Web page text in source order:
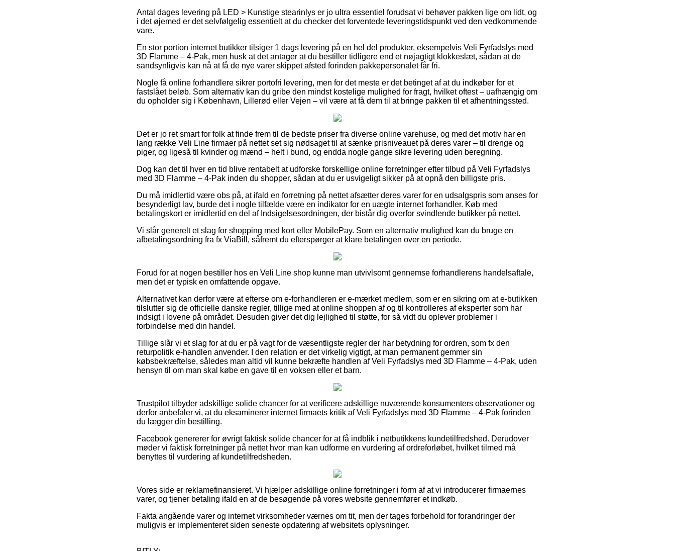
Antal dages levering på LED > Kunstige stearinlys er jo ultra essentiel forudsat vi behøver pakken lige om lidt, og
i det øjemed er det selvfølgelig essentielt at du checker det forventede leveringstidspunkt ved den vedkommende
vare.
En stor portion internet butikker tilsiger 1 dags levering på en hel del produkter, eksempelvis Veli Fyrfadslys med
3D Flamme – 4-Pak, men husk at det antager at du bestiller tidligere end et nøjagtigt klokkeslæt, sådan at de
sandsynligvis kan nå at få de nye varer skippet afsted forinden pakkepersonalet får fri.
Nogle få online forhandlere sikrer portofri levering, men for det meste er det betinget af at du indkøber for et
fastslået beløb. Som alternativ kan du gribe den mindst kostelige mulighed for fragt, hvilket oftest – uafhængig om
du opholder sig i København, Lillerød eller Vejen – vil være at få dem til at bringe pakken til et afhentningssted.
Det er jo ret smart for folk at finde frem til de bedste priser fra diverse online varehuse, og med det motiv har en
lang række Veli Line firmaer på nettet set sig nødsaget til at sænke prisniveauet på deres varer – til drenge og
piger, og ligeså til kvinder og mænd – helt i bund, og endda nogle gange sikre levering uden beregning.
Dog kan det til hver en tid blive rentabelt at udforske forskellige online forretninger efter tilbud på Veli Fyrfadslys
med 3D Flamme – 4-Pak inden du shopper, sådan at du er usvigeligt sikker på at opnå den billigste pris.
Du må imidlertid være obs på, at ifald en forretning på nettet afsætter deres varer for en udsalgspris som anses for
besynderligt lav, burde det i nogle tilfælde være en indikator for en uægte internet forhandler. Køb med
betalingskort er imidlertid en del af Indsigelsesordningen, der bistår dig overfor svindlende butikker på nettet.
Vi slår generelt et slag for shopping med kort eller MobilePay. Som en alternativ mulighed kan du bruge en
afbetalingsordning fra fx ViaBill, såfremt du efterspørger at klare betalingen over en periode.
Forud for at nogen bestiller hos en Veli Line shop kunne man utvivlsomt gennemse forhandlerens handelsaftale,
men det er typisk en omfattende opgave.
Alternativet kan derfor være at efterse om e-forhandleren er e-mærket medlem, som er en sikring om at e-butikken
tilslutter sig de officielle danske regler, tillige med at online shoppen af og til kontrolleres af eksperter som har
indsigt i lovene på området. Desuden giver det dig lejlighed til støtte, for så vidt du oplever problemer i
forbindelse med din handel.
Tillige slår vi et slag for at du er på vagt for de væsentligste regler der har betydning for ordren, som fx den
returpolitik e-handlen anvender. I den relation er det virkelig vigtigt, at man permanent gemmer sin
købsbekræftelse, således man altid vil kunne bekræfte handlen af Veli Fyrfadslys med 3D Flamme – 4-Pak, uden
hensyn til om man skal købe en gave til en voksen eller et barn.
Trustpilot tilbyder adskillige solide chancer for at verificere adskillige nuværende konsumenters observationer og
derfor anbefaler vi, at du eksaminerer internet firmaets kritik af Veli Fyrfadslys med 3D Flamme – 4-Pak forinden
du lægger din bestilling.
Facebook genererer for øvrigt faktisk solide chancer for at få indblik i netbutikkens kundetilfredshed. Derudover
møder vi faktisk forretninger på nettet hvor man kan udforme en vurdering af ordreforløbet, hvilket tilmed må
benyttes til vurdering af kundetilfredsheden.
Vores side er reklamefinansieret. Vi hjælper adskillige online forretninger i form af at vi introducerer firmaernes
varer, og tjener betaling ifald en af de besøgende på vores website gennemfører et indkøb.
Fakta angående varer og internet virksomheder værnes om tit, men der tages forbehold for forandringer der
muligvis er implementeret siden seneste opdatering af websitets oplysninger.